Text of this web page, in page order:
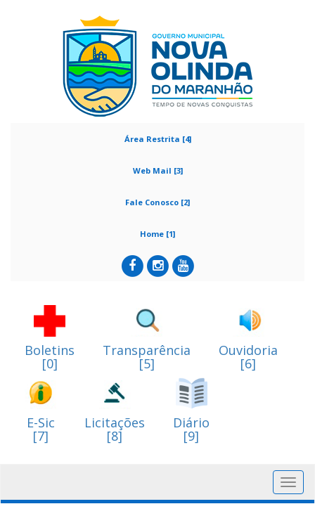
Área Restrita [4]
Web Mail [3]
Fale Conosco [2]
Home [1]
Boletins
[0]
Transparência
[5]
Ouvidoria
[6]
E-Sic
[7]
Licitações
[8]
Diário
[9]